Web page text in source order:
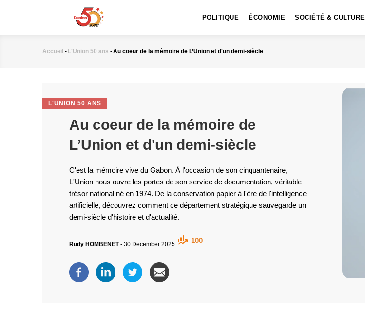
POLITIQUE ÉCONOMIE SOCIÉTÉ & CULTURE
Fil
Accueil - L'Union 50 ans -Au coeur de la mémoire de L’Union et d'un demi-siècle
L'UNION 50 ANS
Au coeur de la mémoire de
L’Union et d'un demi-siècle
C'est la mémoire vive du Gabon. À l'occasion de son cinquantenaire,
L'Union nous ouvre les portes de son service de documentation, véritable
trésor national né en 1974. De la conservation papier à l'ère de l'intelligence
artificielle, découvrez comment ce département stratégique sauvegarde un
demi-siècle d'histoire et d'actualité.
Rudy HOMBENET- 30 December 2025
100